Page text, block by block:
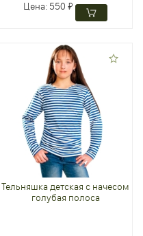
Цена: 550 ₽
Тельняшка детская с начесом
голубая полоса